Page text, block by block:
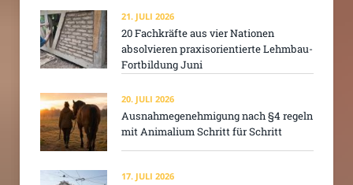
21. JULI 2026
20 Fachkräfte aus vier Nationen
absolvieren praxisorientierte Lehmbau-
Fortbildung Juni
20. JULI 2026
Ausnahmegenehmigung nach §4 regeln
mit Animalium Schritt für Schritt
17. JULI 2026